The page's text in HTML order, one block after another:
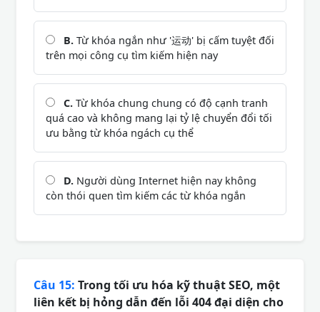
B. Từ khóa ngắn như '运动' bị cấm tuyệt đối
trên mọi công cụ tìm kiếm hiện nay
C. Từ khóa chung chung có độ cạnh tranh
quá cao và không mang lại tỷ lệ chuyển đổi tối
ưu bằng từ khóa ngách cụ thể
D. Người dùng Internet hiện nay không
còn thói quen tìm kiếm các từ khóa ngắn
Câu 15: Trong tối ưu hóa kỹ thuật SEO, một
liên kết bị hỏng dẫn đến lỗi 404 đại diện cho